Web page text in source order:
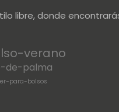
libre, donde
verano
de-palma
para-bolsos